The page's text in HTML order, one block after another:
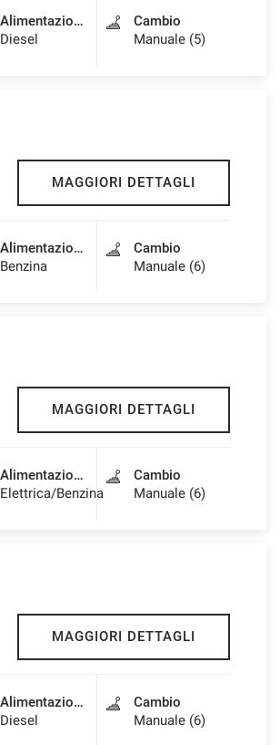
Alimentazione
Diesel
Cambio
Manuale (5)
MAGGIORI DETTAGLI
Alimentazione
Benzina
Cambio
Manuale (6)
MAGGIORI DETTAGLI
Alimentazione
Elettrica/Benzina
Cambio
Manuale (6)
MAGGIORI DETTAGLI
Alimentazione
Diesel
Cambio
Manuale (6)